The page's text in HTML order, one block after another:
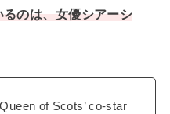
のは、女優シアーシ
of Scots’ co-star